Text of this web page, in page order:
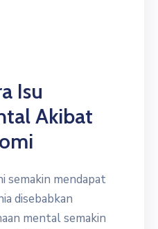
Isu
Akibat
semakin mendapat
disebabkan
mental semakin